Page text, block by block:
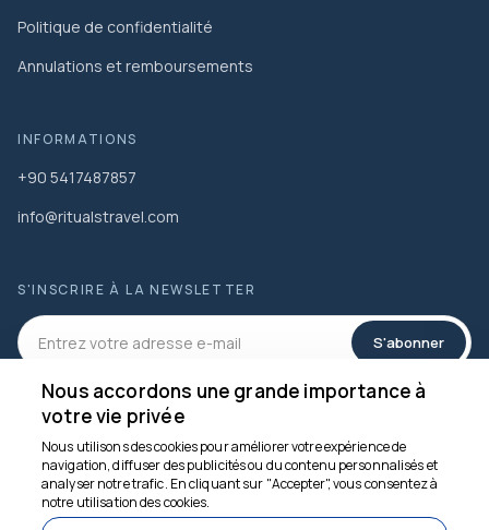
Politique de confidentialité
Annulations et remboursements
INFORMATIONS
+90 5417487857
info@ritualstravel.com
S'INSCRIRE À LA NEWSLETTER
S'abonner
RÉSEAUX SOCIAUX
Nous accordons une grande importance à
votre vie privée
Nous utilisons des cookies pour améliorer votre expérience de
navigation, diffuser des publicités ou du contenu personnalisés et
analyser notre trafic. En cliquant sur "Accepter", vous consentez à
notre utilisation des cookies.
Nous sommes là pour
vous aider